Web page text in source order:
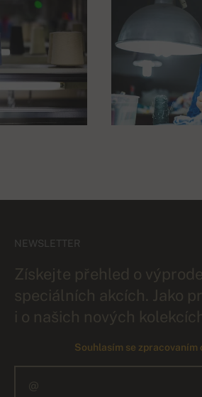
NEWSLETTER
Získejte přehled o
speciálních akcích. Jako
i o našich nových
Souhlasím se zpracovaním